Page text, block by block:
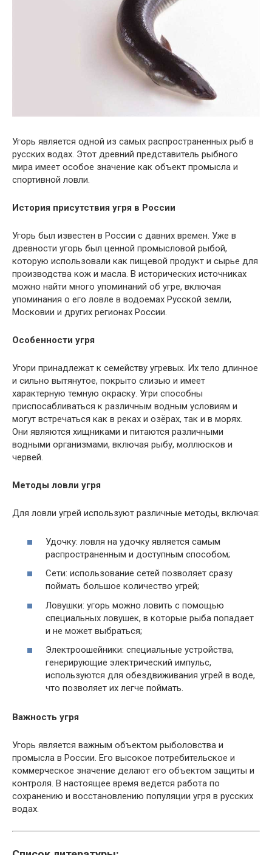
Угорь является одной из самых распространенных рыб в
русских водах. Этот древний представитель рыбного
мира имеет особое значение как объект промысла и
спортивной ловли.
История присутствия угря в России
Угорь был известен в России с давних времен. Уже в
древности угорь был ценной промысловой рыбой,
которую использовали как пищевой продукт и сырье для
производства кож и масла. В исторических источниках
можно найти много упоминаний об угре, включая
упоминания о его ловле в водоемах Русской земли,
Московии и других регионах России.
Особенности угря
Угори принадлежат к семейству угревых. Их тело длинное
и сильно вытянутое, покрыто слизью и имеет
характерную темную окраску. Угри способны
приспосабливаться к различным водным условиям и
могут встречаться как в реках и озёрах, так и в морях.
Они являются хищниками и питаются различными
водными организмами, включая рыбу, моллюсков и
червей.
Методы ловли угря
Для ловли угрей используют различные методы, включая:
Удочку: ловля на удочку является самым
распространенным и доступным способом;
Сети: использование сетей позволяет сразу
поймать большое количество угрей;
Ловушки: угорь можно ловить с помощью
специальных ловушек, в которые рыба попадает
и не может выбраться;
Электроошейники: специальные устройства,
генерирующие электрический импульс,
используются для обездвиживания угрей в воде,
что позволяет их легче поймать.
Важность угря
Угорь является важным объектом рыболовства и
промысла в России. Его высокое потребительское и
коммерческое значение делают его объектом защиты и
контроля. В настоящее время ведется работа по
сохранению и восстановлению популяции угря в русских
водах.